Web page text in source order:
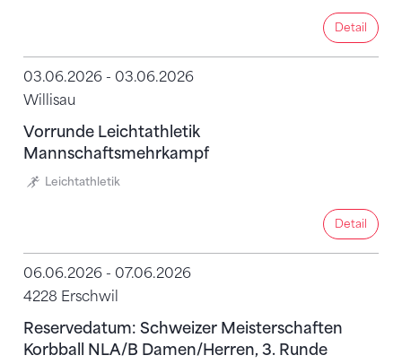
Detail Detail
03.06.2026 - 03.06.2026
Willisau
Vorrunde Leichtathletik
Mannschaftsmehrkampf
Leichtathletik
Detail Detail
06.06.2026 - 07.06.2026
4228 Erschwil
Reservedatum: Schweizer Meisterschaften
Korbball NLA/B Damen/Herren, 3. Runde